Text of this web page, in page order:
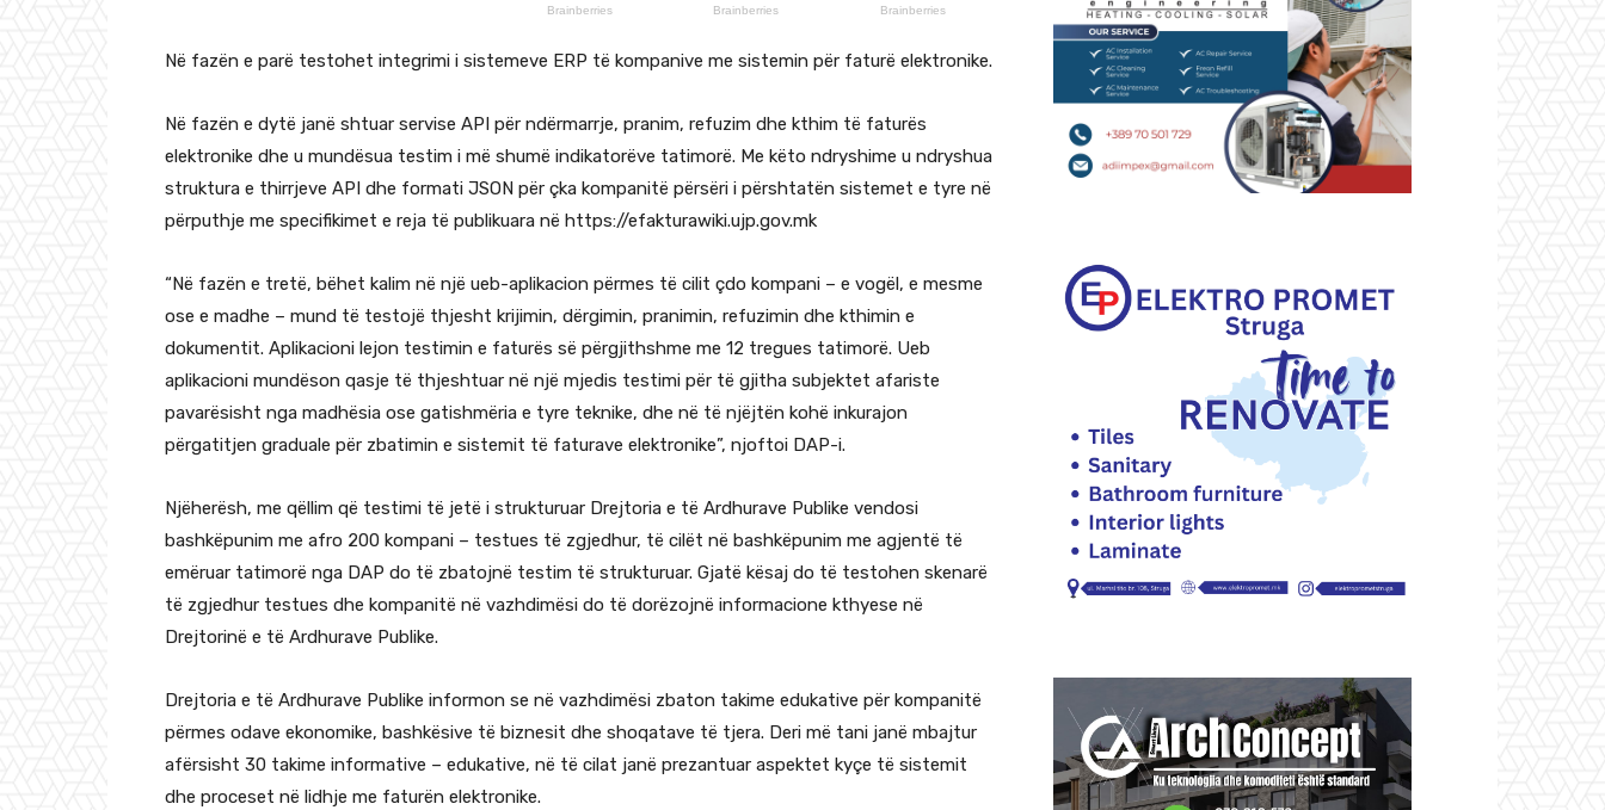
Në fazën e parë testohet integrimi i sistemeve ERP të kompanive me sistemin për faturë elektronike.
Në fazën e dytë janë shtuar servise API për ndërmarrje, pranim, refuzim dhe kthim të faturës
elektronike dhe u mundësua testim i më shumë indikatorëve tatimorë. Me këto ndryshime u ndryshua
struktura e thirrjeve API dhe formati JSON për çka kompanitë përsëri i përshtatën sistemet e tyre në
përputhje me specifikimet e reja të publikuara në https://efakturawiki.ujp.gov.mk
“Në fazën e tretë, bëhet kalim në një ueb-aplikacion përmes të cilit çdo kompani – e vogël, e mesme
ose e madhe – mund të testojë thjesht krijimin, dërgimin, pranimin, refuzimin dhe kthimin e
dokumentit. Aplikacioni lejon testimin e faturës së përgjithshme me 12 tregues tatimorë. Ueb
aplikacioni mundëson qasje të thjeshtuar në një mjedis testimi për të gjitha subjektet afariste
pavarësisht nga madhësia ose gatishmëria e tyre teknike, dhe në të njëjtën kohë inkurajon
përgatitjen graduale për zbatimin e sistemit të faturave elektronike”, njoftoi DAP-i.
Njëherësh, me qëllim që testimi të jetë i strukturuar Drejtoria e të Ardhurave Publike vendosi
bashkëpunim me afro 200 kompani – testues të zgjedhur, të cilët në bashkëpunim me agjentë të
emëruar tatimorë nga DAP do të zbatojnë testim të strukturuar. Gjatë kësaj do të testohen skenarë
të zgjedhur testues dhe kompanitë në vazhdimësi do të dorëzojnë informacione kthyese në
Drejtorinë e të Ardhurave Publike.
Drejtoria e të Ardhurave Publike informon se në vazhdimësi zbaton takime edukative për kompanitë
përmes odave ekonomike, bashkësive të biznesit dhe shoqatave të tjera. Deri më tani janë mbajtur
afërsisht 30 takime informative – edukative, në të cilat janë prezantuar aspektet kyçe të sistemit
dhe proceset në lidhje me faturën elektronike.